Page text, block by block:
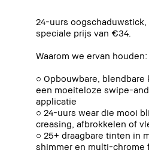
24-uurs oogschaduwstick,
speciale prijs van €34.
Waarom we ervan houden:
○ Opbouwbare, blendbare
een moeiteloze swipe-
applicatie
○ 24-uurs wear die mooi
creasing, afbrokkelen of
○ 25+ draagbare tinten in
shimmer en multi-chrome